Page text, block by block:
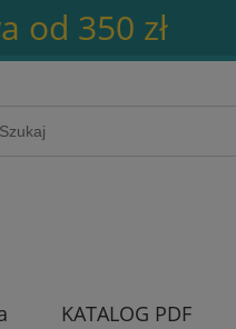
od 350 zł
KATALOG PDF